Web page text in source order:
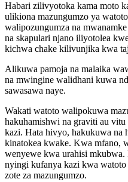
Habari zilivyotoka kama moto
ulikiona mazungumzo ya
walipozungumza na
na skapulari njano iliyotolea
kichwa chake kilivunjika kwa
Alikuwa pamoja na malaika
na mwingine walidhani kuwa
sawasawa naye.
Wakati watoto walipokuwa
hakuhamishwi na graviti au
kazi. Hata hivyo, hakukuwa na
kinatokea kwake. Kwa mfano,
wenyewe kwa urahisi mkubwa.
nyingi kufanya kazi kwa
zote za mazungumzo.